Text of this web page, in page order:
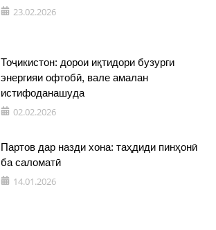
23.02.2026
Тоҷикистон: дорои иқтидори бузурги
энергияи офтобӣ, вале амалан
истифоданашуда
02.02.2026
Партов дар назди хона: таҳдиди пинҳонӣ
ба саломатӣ
14.01.2026